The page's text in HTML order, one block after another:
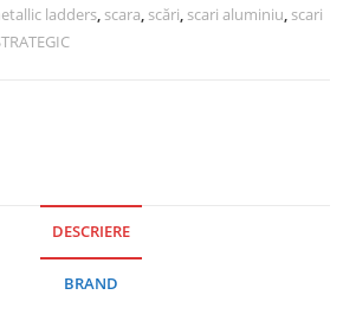
ladders, scara, scări, scari aluminiu, scari
DESCRIERE
BRAND